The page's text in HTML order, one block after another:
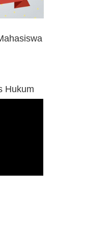
Hukum